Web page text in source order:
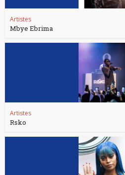
Artistes
Mbye Ebrima
Artistes
Rsko